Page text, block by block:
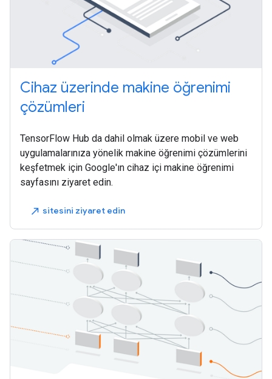
Cihaz üzerinde makine öğrenimi
çözümleri
TensorFlow Hub da dahil olmak üzere mobil ve web
uygulamalarınıza yönelik makine öğrenimi çözümlerini
keşfetmek için Google'ın cihaz içi makine öğrenimi
sayfasını ziyaret edin.
north_east sitesini ziyaret edin